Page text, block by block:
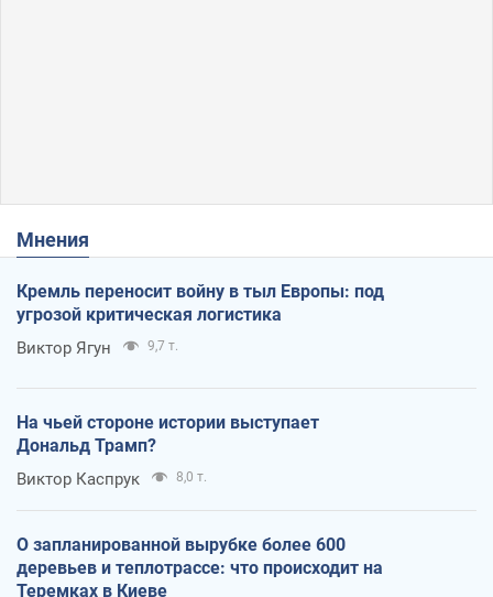
Мнения
Кремль переносит войну в тыл Европы: под
угрозой критическая логистика
Виктор Ягун 9,7 т.
На чьей стороне истории выступает
Дональд Трамп?
Виктор Каспрук 8,0 т.
О запланированной вырубке более 600
деревьев и теплотрассе: что происходит на
Теремках в Киеве